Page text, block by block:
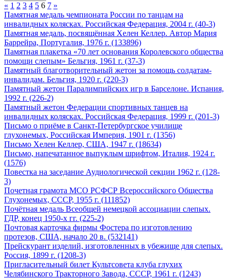
« 1 2 3 4 5 6 7 »
Памятная медаль чемпионата России по танцам на
инвалидных колясках. Российская Федерация, 2004 г. (40-3)
Памятная медаль, посвящённая Хелен Келлер. Автор Мария
Баррейра, Португалия, 1976 г. (133896)
Памятная плакетка «70 лет основания Королевского общества
помощи слепым» Бельгия, 1961 г. (37-3)
Памятный благотворительный жетон за помощь солдатам-
инвалидам. Бельгия, 1920 г. (220-3)
Памятный жетон Паралимпийских игр в Барселоне. Испания,
1992 г. (226-2)
Памятный жетон Федерации спортивных танцев на
инвалидных колясках. Российская Федерация, 1999 г. (201-3)
Письмо о приёме в Санкт-Петербургское училище
глухонемых, Российская Империя, 1901 г. (1356)
Письмо Хелен Келлер, США, 1947 г. (18634)
Письмо, напечатанное выпуклым шрифтом, Италия, 1924 г.
(1576)
Повестка на заседание Аудиологической секции 1962 г. (128-
3)
Почетная грамота МСО РСФСР Всероссийского Общества
Глухонемых, СССР, 1955 г. (111852)
Почётная медаль Всеобщей немецкой ассоциации слепых.
ГДР, конец 1950-х гг. (225-2)
Почтовая карточка фирмы Фостера по изготовлению
протезов, США, начало 20 в. (532141)
Прейскурант изделий, изготовленных в убежище для слепых.
Россия, 1899 г. (1208-3)
Пригласительный билет Культсовета клуба глухих
Челябинского Тракторного Завода, СССР, 1961 г. (1243)